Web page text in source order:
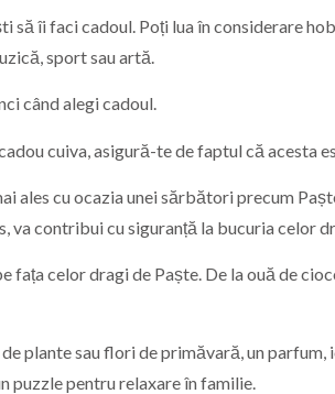
să îi faci cadoul. Poți lua în considerare
sport sau artă.
când alegi cadoul.
cuiva, asigură-te de faptul că acesta
ales cu ocazia unei sărbători precum
va contribui cu siguranță la bucuria celor
fața celor dragi de Paște. De la ouă de
plante sau flori de primăvară, un parfum,
puzzle pentru relaxare în familie.